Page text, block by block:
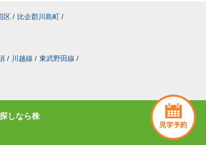
区 / 比企郡川島町 /
/ 川越線 / 東武野田線 /
しなら株